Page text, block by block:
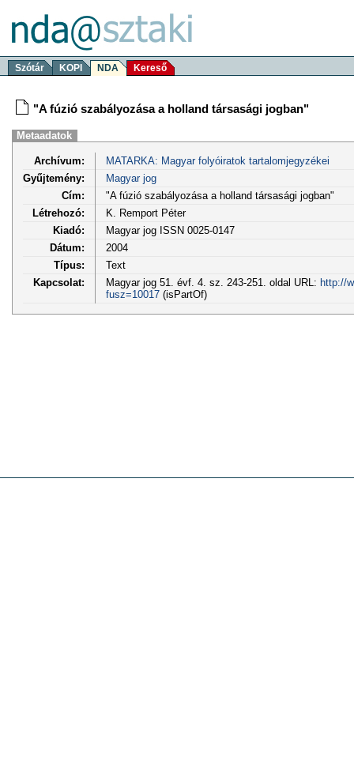
Szótár KOPI NDA Kereső
"A fúzió szabályozása a holland társasági jogban"
Metaadatok
Archívum:
MATARKA: Magyar folyóiratok tartalomjegyzékei
Gyűjtemény:
Magyar jog
Cím:
"A fúzió szabályozása a holland társasági jogban"
Létrehozó:
K. Remport Péter
Kiadó:
Magyar jog ISSN 0025-0147
Dátum:
2004
Típus:
Text
Kapcsolat:
Magyar jog 51. évf. 4. sz. 243-251. oldal URL: http://
fusz=10017(isPartOf)